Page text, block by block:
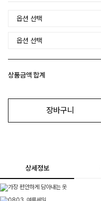
상품금액 합계
장바구니
상세정보